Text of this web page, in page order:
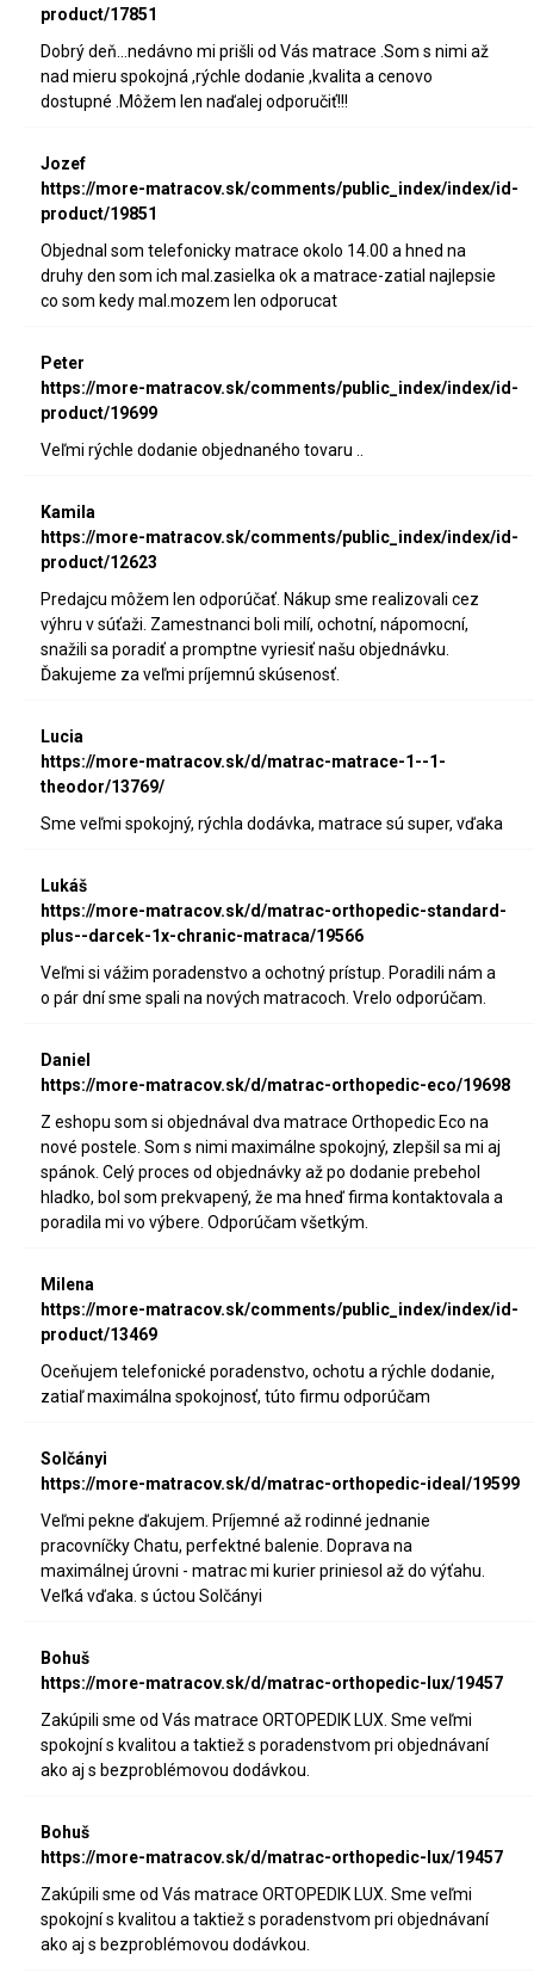
product/17851
Dobrý deň...nedávno mi prišli od Vás matrace .Som s nimi až
nad mieru spokojná ,rýchle dodanie ,kvalita a cenovo
dostupné .Môžem len naďalej odporučiť!!!
Jozef
https://more-matracov.sk/comments/public_index/index/id-
product/19851
Objednal som telefonicky matrace okolo 14.00 a hned na
druhy den som ich mal.zasielka ok a matrace-zatial najlepsie
co som kedy mal.mozem len odporucat
Peter
https://more-matracov.sk/comments/public_index/index/id-
product/19699
Veľmi rýchle dodanie objednaného tovaru ..
Kamila
https://more-matracov.sk/comments/public_index/index/id-
product/12623
Predajcu môžem len odporúčať. Nákup sme realizovali cez
výhru v súťaži. Zamestnanci boli milí, ochotní, nápomocní,
snažili sa poradiť a promptne vyriesiť našu objednávku.
Ďakujeme za veľmi príjemnú skúsenosť.
Lucia
https://more-matracov.sk/d/matrac-matrace-1--1-
theodor/13769/
Sme veľmi spokojný, rýchla dodávka, matrace sú super, vďaka
Lukáš
https://more-matracov.sk/d/matrac-orthopedic-standard-
plus--darcek-1x-chranic-matraca/19566
Veľmi si vážim poradenstvo a ochotný prístup. Poradili nám a
o pár dní sme spali na nových matracoch. Vrelo odporúčam.
Daniel
https://more-matracov.sk/d/matrac-orthopedic-eco/19698
Z eshopu som si objednával dva matrace Orthopedic Eco na
nové postele. Som s nimi maximálne spokojný, zlepšil sa mi aj
spánok. Celý proces od objednávky až po dodanie prebehol
hladko, bol som prekvapený, že ma hneď firma kontaktovala a
poradila mi vo výbere. Odporúčam všetkým.
Milena
https://more-matracov.sk/comments/public_index/index/id-
product/13469
Oceňujem telefonické poradenstvo, ochotu a rýchle dodanie,
zatiaľ maximálna spokojnosť, túto firmu odporúčam
Solčányi
https://more-matracov.sk/d/matrac-orthopedic-ideal/19599
Veľmi pekne ďakujem. Príjemné až rodinné jednanie
pracovníčky Chatu, perfektné balenie. Doprava na
maximálnej úrovni - matrac mi kurier priniesol až do výťahu.
Veľká vďaka. s úctou Solčányi
Bohuš
https://more-matracov.sk/d/matrac-orthopedic-lux/19457
Zakúpili sme od Vás matrace ORTOPEDIK LUX. Sme veľmi
spokojní s kvalitou a taktiež s poradenstvom pri objednávaní
ako aj s bezproblémovou dodávkou.
Bohuš
https://more-matracov.sk/d/matrac-orthopedic-lux/19457
Zakúpili sme od Vás matrace ORTOPEDIK LUX. Sme veľmi
spokojní s kvalitou a taktiež s poradenstvom pri objednávaní
ako aj s bezproblémovou dodávkou.